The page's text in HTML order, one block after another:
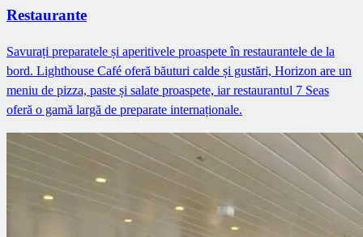
Restaurante
Savurați preparatele și aperitivele proaspete în restaurantele de la
bord. Lighthouse Café oferă băuturi calde și gustări, Horizon are un
meniu de pizza, paste și salate proaspete, iar restaurantul 7 Seas
oferă o gamă largă de preparate internaționale.